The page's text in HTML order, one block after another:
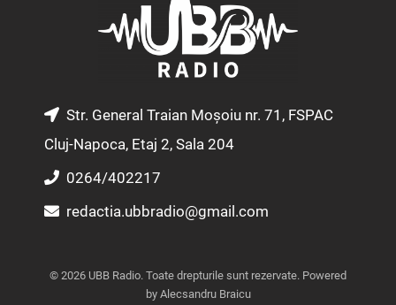
m
o
k
e
Str. General Traian Moșoiu nr. 71, FSPAC
Cluj-Napoca, Etaj 2, Sala 204
0264/402217
redactia.ubbradio@gmail.com
© 2026 UBB Radio. Toate drepturile sunt rezervate. Powered
by Alecsandru Braicu